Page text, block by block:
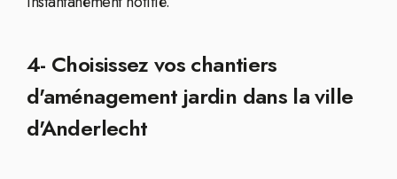
4- Choisissez vos chantiers
d'aménagement jardin dans la ville
d'Anderlecht